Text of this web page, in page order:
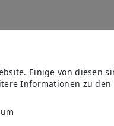
Einige von diesen
Informationen zu